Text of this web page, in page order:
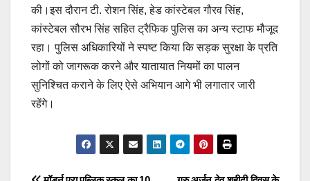
की।इस दौरान टी. रोशन सिंह, हेड कांस्टेबल गौरव सिंह,
कांस्टेबल सौरभ सिंह सहित ट्रैफिक पुलिस का अन्य स्टाफ मौजूद
रहा। पुलिस अधिकारियों ने स्पष्ट किया कि सड़क सुरक्षा के प्रति
लोगों को जागरूक करने और यातायात नियमों का पालन
सुनिश्चित कराने के लिए ऐसे अभियान आगे भी लगातार जारी
रहेंगे।